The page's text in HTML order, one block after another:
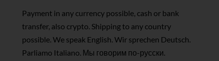
Payment in any currency possible, cash or bank
transfer, also crypto. Shipping to any country
possible. We speak English. Wir sprechen Deutsch.
Parliamo Italiano. Мы говорим по-русски.